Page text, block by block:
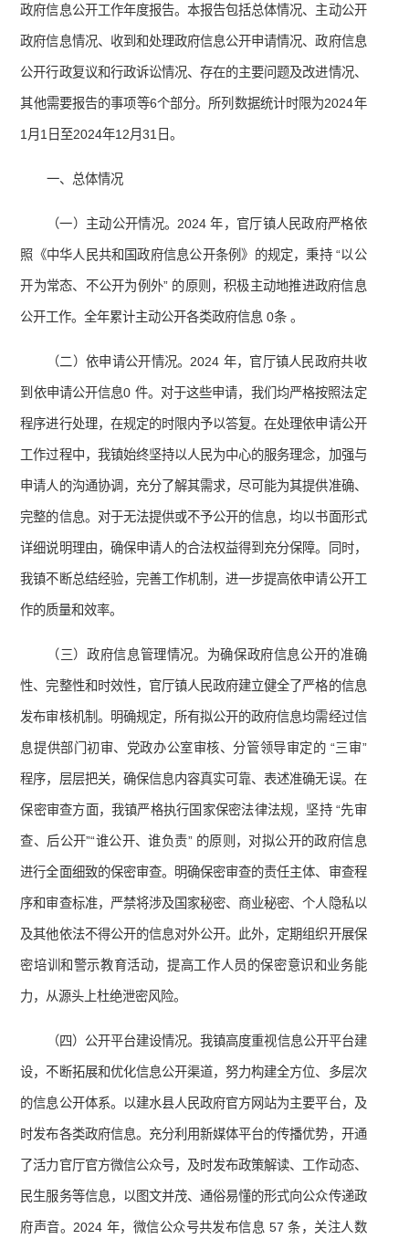
政府信息公开工作年度报告。本报告包括总体情况、主动公开
政府信息情况、收到和处理政府信息公开申请情况、政府信息
公开行政复议和行政诉讼情况、存在的主要问题及改进情况、
其他需要报告的事项等6个部分。所列数据统计时限为2024年
1月1日至2024年12月31日。
一、总体情况
（一）主动公开情况。2024 年，官厅镇人民政府严格依
照《中华人民共和国政府信息公开条例》的规定，秉持 “以公
开为常态、不公开为例外” 的原则，积极主动地推进政府信息
公开工作。全年累计主动公开各类政府信息 0条 。
（二）依申请公开情况。2024 年，官厅镇人民政府共收
到依申请公开信息0 件。对于这些申请，我们均严格按照法定
程序进行处理，在规定的时限内予以答复。在处理依申请公开
工作过程中，我镇始终坚持以人民为中心的服务理念，加强与
申请人的沟通协调，充分了解其需求，尽可能为其提供准确、
完整的信息。对于无法提供或不予公开的信息，均以书面形式
详细说明理由，确保申请人的合法权益得到充分保障。同时，
我镇不断总结经验，完善工作机制，进一步提高依申请公开工
作的质量和效率。
（三）政府信息管理情况。为确保政府信息公开的准确
性、完整性和时效性，官厅镇人民政府建立健全了严格的信息
发布审核机制。明确规定，所有拟公开的政府信息均需经过信
息提供部门初审、党政办公室审核、分管领导审定的 “三审”
程序，层层把关，确保信息内容真实可靠、表述准确无误。在
保密审查方面，我镇严格执行国家保密法律法规，坚持 “先审
查、后公开”“谁公开、谁负责” 的原则，对拟公开的政府信息
进行全面细致的保密审查。明确保密审查的责任主体、审查程
序和审查标准，严禁将涉及国家秘密、商业秘密、个人隐私以
及其他依法不得公开的信息对外公开。此外，定期组织开展保
密培训和警示教育活动，提高工作人员的保密意识和业务能
力，从源头上杜绝泄密风险。
（四）公开平台建设情况。我镇高度重视信息公开平台建
设，不断拓展和优化信息公开渠道，努力构建全方位、多层次
的信息公开体系。以建水县人民政府官方网站为主要平台，及
时发布各类政府信息。充分利用新媒体平台的传播优势，开通
了活力官厅官方微信公众号，及时发布政策解读、工作动态、
民生服务等信息，以图文并茂、通俗易懂的形式向公众传递政
府声音。2024 年，微信公众号共发布信息 57 条，关注人数